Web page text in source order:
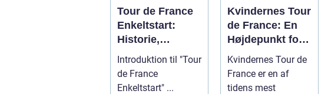
Tour de France
Enkeltstart:
Historie,
udvikling og
nøgleinformatio
ner
Introduktion til "Tour
de France
Enkeltstart" ...
Kvindernes Tour
de France: En
Højdepunkt for
Cykelsporten
Kvindernes Tour de
France er en af
tidens mest